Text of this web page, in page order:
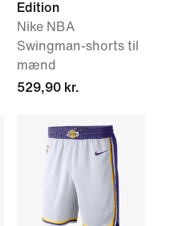
Edition
Nike NBA
Swingman-shorts til
mænd
529,90 kr.